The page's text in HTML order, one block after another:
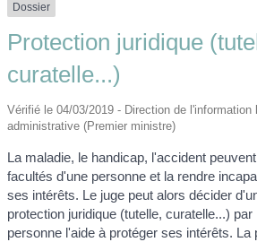
Dossier
Protection juridique
curatelle...)
Vérifié le 04/03/2019 - Direction de l'information
administrative (Premier ministre)
La maladie, le handicap, l'accident
facultés d'une personne et la rendre
ses intérêts. Le juge peut alors décider
protection juridique (tutelle, curatelle...)
personne l'aide à protéger ses intérêts. La